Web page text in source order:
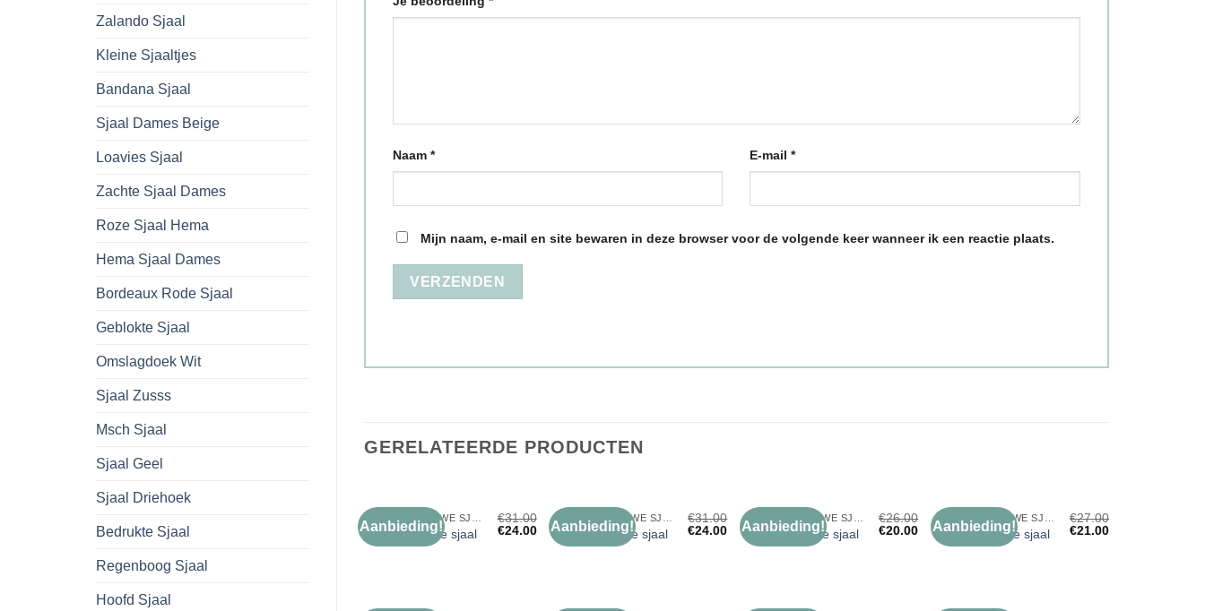
Zalando Sjaal
Kleine Sjaaltjes
Bandana Sjaal
Sjaal Dames Beige
Loavies Sjaal
Zachte Sjaal Dames
Roze Sjaal Hema
Hema Sjaal Dames
Bordeaux Rode Sjaal
Geblokte Sjaal
Omslagdoek Wit
Sjaal Zusss
Msch Sjaal
Sjaal Geel
Sjaal Driehoek
Bedrukte Sjaal
Regenboog Sjaal
Hoofd Sjaal
Naam * E-mail*
Mijn naam, e-mail en site bewaren in deze browser voor de volgende keer wanneer ik een reactie plaats.
GERELATEERDE PRODUCTEN
Aanbieding!
Toevoegen
koningsblauwe sjaal
€31.00
€24.00 Aanbieding!
Toevoegen
koningsblauwe sjaal
€31.00
€24.00 Aanbieding!
Toevoegen
koningsblauwe sjaal
€26.00
€20.00 Aanbieding!
Toevoegen
koningsblauwe sjaal
€27.00
€21.00